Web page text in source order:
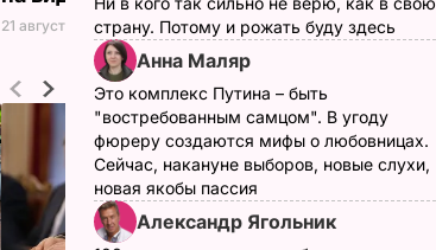
21 августа, 10.00НОВОСТИ
страну. Потому и рожать буду здесь
Анна Маляр
Это комплекс Путина – быть
"востребованным самцом". В угоду
фюреру создаются мифы о любовницах.
Сейчас, накануне выборов, новые слухи,
новая якобы пассия
Александр Ягольник